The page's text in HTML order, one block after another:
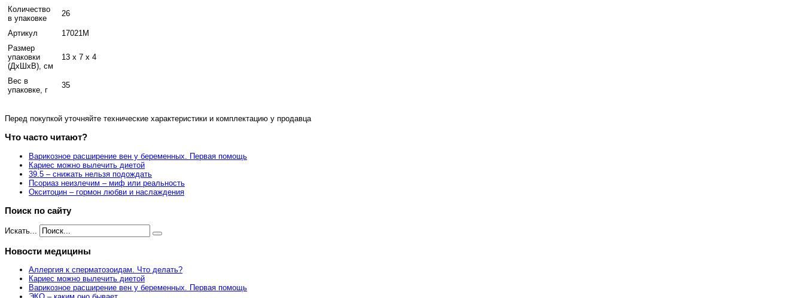
Количество
в упаковке
26
Артикул
17021М
Размер
упаковки
(ДхШхВ), см
13 x 7 x 4
Вес в
упаковке, г
35
Перед покупкой уточняйте технические характеристики и комплектацию у продавца
Что часто читают?
Варикозное расширение вен у беременных. Первая помощь
Кариес можно вылечить диетой
39.5 – снижать нельзя подождать
Псориаз неизлечим – миф или реальность
Окситоцин – гормон любви и наслаждения
Поиск по сайту
Искать...
Новости медицины
Аллергия к сперматозоидам. Что делать?
Кариес можно вылечить диетой
Варикозное расширение вен у беременных. Первая помощь